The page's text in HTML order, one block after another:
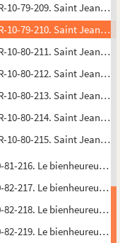
10-79-209. Saint Jean de
10-79-210. Saint Jean de
10-80-211. Saint Jean de
10-80-212. Saint Jean de
10-80-213. Saint Jean de
10-80-214. Saint Jean de
10-80-215. Saint Jean de
81-216. Le bienheureux
82-217. Le bienheureux
82-218. Le bienheureux
82-219. Le bienheureux